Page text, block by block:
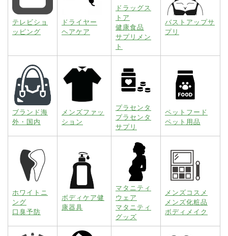
テレビショ
ッピング
ドライヤー
ヘアケア
ドラッグス
トア
健康食品
サプリメン
ト
バストアップサ
プリ
ブランド海
外・国内
メンズファッ
ション
プラセンタ
プラセンタ
サプリ
ペットフード
ペット用品
ホワイトニ
ング
口臭予防
ボディケア健
康器具
マタニティ
ウェア
マタニティ
グッズ
メンズコスメ
メンズ化粧品
ボディメイク